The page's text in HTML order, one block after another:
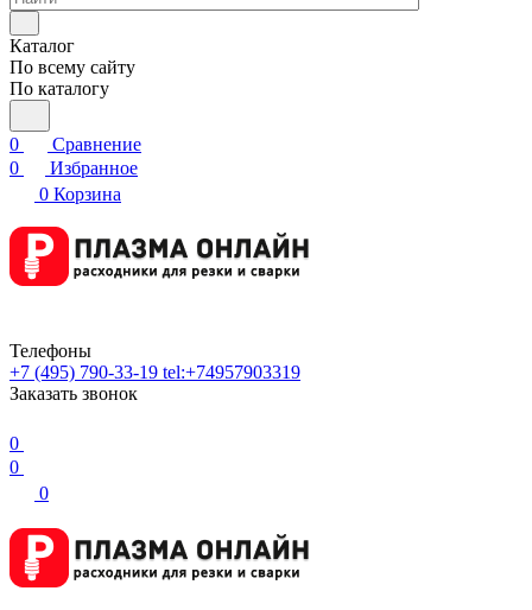
Каталог
По всему сайту
По каталогу
0
Сравнение
0
Избранное
0 Корзина
Телефоны
+7 (495) 790-33-19 tel:+74957903319
Заказать звонок
0
0
0